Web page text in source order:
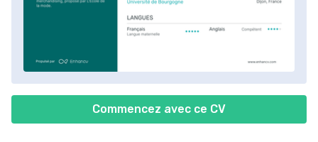
Commencez avec ce CV